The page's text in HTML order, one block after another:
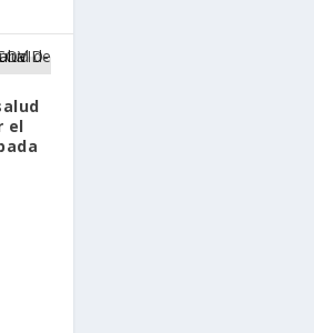
el